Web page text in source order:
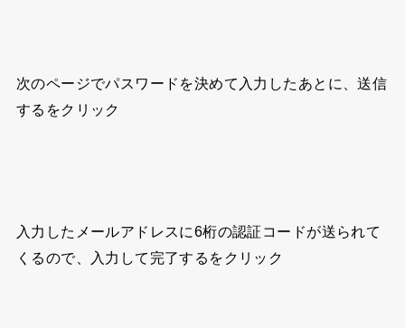
次のページでパスワードを決めて入力したあとに、送信
するをクリック
入力したメールアドレスに6桁の認証コードが送られて
くるので、入力して完了するをクリック